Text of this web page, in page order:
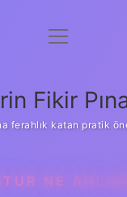
Gizlilik Politikası
Yasal Uyarı
menüyü
Fikir
ferahlık katan pratik
NE